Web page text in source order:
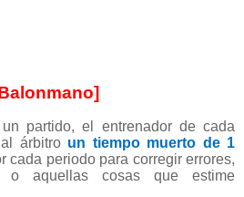
partido, el entrenador de cada
árbitro un tiempo muerto de 1
cada periodo para corregir errores,
o aquellas cosas que estime